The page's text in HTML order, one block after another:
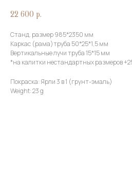
22 600 р.
Станд. размер 985*2350 мм
Каркас (рама)труба 50*25*1,5 мм
Вертикальные лучи труба 15*15 мм
*на калитки нестандартных размеров
Покраска: Ярли 3 в 1 (грунт-эмаль)
Weight: 23 g